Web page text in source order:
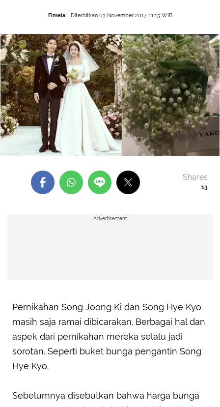
Fimela Diterbitkan 03 November 2017, 11:15 WIB
13
Shares
Advertisement
Pernikahan Song Joong Ki dan Song Hye Kyo
masih saja ramai dibicarakan. Berbagai hal dan
aspek dari pernikahan mereka selalu jadi
sorotan. Seperti buket bunga pengantin Song
Hye Kyo.
Sebelumnya disebutkan bahwa harga bunga